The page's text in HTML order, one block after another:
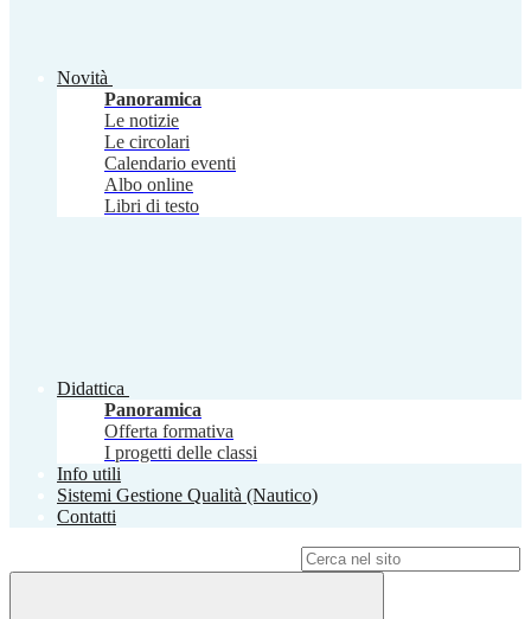
Novità
Panoramica
Le notizie
Le circolari
Calendario eventi
Albo online
Libri di testo
Didattica
Panoramica
Offerta formativa
I progetti delle classi
Info utili
Sistemi Gestione Qualità (Nautico)
Contatti